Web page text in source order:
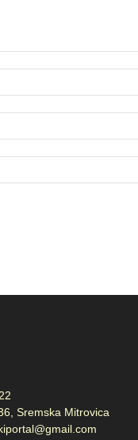
Sremska Mitrovica